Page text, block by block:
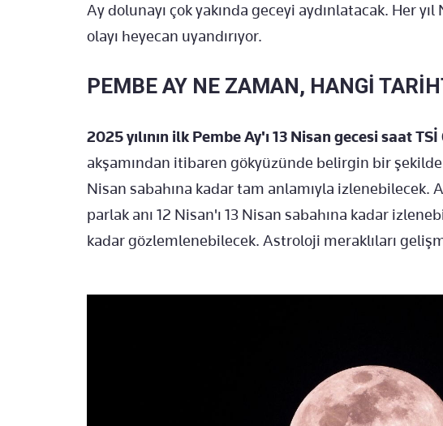
Ay dolunayı çok yakında geceyi aydınlatacak. Her
olayı heyecan uyandırıyor.
PEMBE AY NE ZAMAN, HANGİ
2025 yılının ilk Pembe Ay'ı 13 Nisan gecesi saat
akşamından itibaren gökyüzünde belirgin bir
Nisan sabahına kadar tam anlamıyla izlenebilecek.
parlak anı 12 Nisan'ı 13 Nisan sabahına kadar
kadar gözlemlenebilecek. Astroloji meraklıları